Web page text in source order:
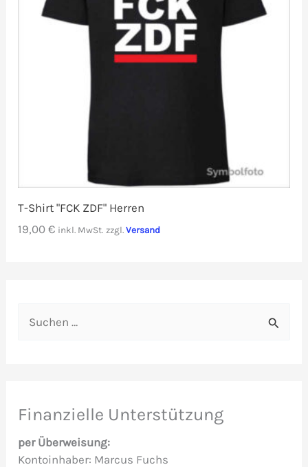
T-Shirt "FCK ZDF" Herren
19,00€ inkl. MwSt. zzgl.Versand
e
n
Finanzielle Unterstützung
per Überweisung:
Kontoinhaber: Marcus Fuchs